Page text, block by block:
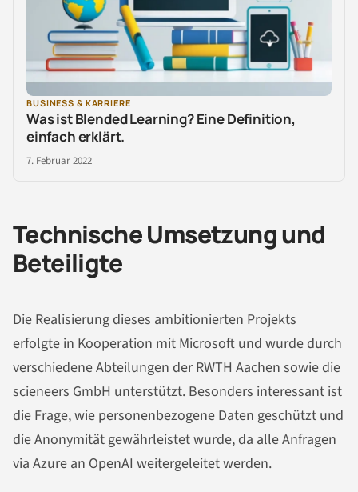
BUSINESS & KARRIERE
Was ist Blended Learning? Eine Definition,
einfach erklärt.
7. Februar 2022
Technische Umsetzung und
Beteiligte
Die Realisierung dieses ambitionierten Projekts
erfolgte in Kooperation mit Microsoft und wurde durch
verschiedene Abteilungen der RWTH Aachen sowie die
scieneers GmbH unterstützt. Besonders interessant ist
die Frage, wie personenbezogene Daten geschützt und
die Anonymität gewährleistet wurde, da alle Anfragen
via Azure an OpenAI weitergeleitet werden.